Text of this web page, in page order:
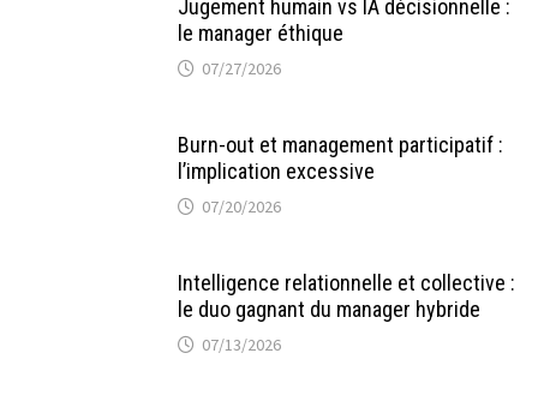
Jugement humain vs IA décisionnelle :
le manager éthique
07/27/2026
Burn-out et management participatif :
l’implication excessive
07/20/2026
Intelligence relationnelle et collective :
le duo gagnant du manager hybride
07/13/2026